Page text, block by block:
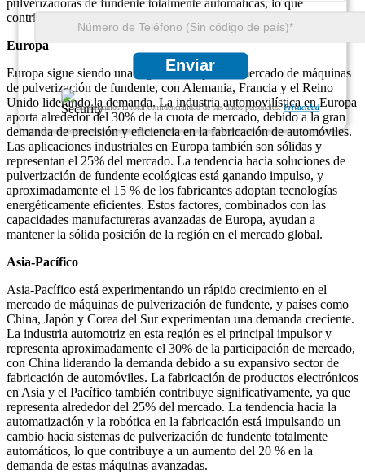
Enviar
Garantizamos la total confidencialidad de sus datos personales.Privacidad
pulverizadoras de fundente totalmente automáticas, lo que
contribuye al dominio continuo del mercado de la región.
Europa
Europa sigue siendo una región clave para el mercado de máquinas
de pulverización de fundente, con Alemania, Francia y el Reino
Unido liderando la demanda. La industria automovilística en Europa
aporta alrededor del 30% de la cuota de mercado, debido a la gran
demanda de precisión y eficiencia en la fabricación de automóviles.
Las aplicaciones industriales en Europa también son sólidas y
representan el 25% del mercado. La tendencia hacia soluciones de
pulverización de fundente ecológicas está ganando impulso, y
aproximadamente el 15 % de los fabricantes adoptan tecnologías
energéticamente eficientes. Estos factores, combinados con las
capacidades manufactureras avanzadas de Europa, ayudan a
mantener la sólida posición de la región en el mercado global.
Asia-Pacífico
Asia-Pacífico está experimentando un rápido crecimiento en el
mercado de máquinas de pulverización de fundente, y países como
China, Japón y Corea del Sur experimentan una demanda creciente.
La industria automotriz en esta región es el principal impulsor y
representa aproximadamente el 30% de la participación de mercado,
con China liderando la demanda debido a su expansivo sector de
fabricación de automóviles. La fabricación de productos electrónicos
en Asia y el Pacífico también contribuye significativamente, ya que
representa alrededor del 25% del mercado. La tendencia hacia la
automatización y la robótica en la fabricación está impulsando un
cambio hacia sistemas de pulverización de fundente totalmente
automáticos, lo que contribuye a un aumento del 20 % en la
demanda de estas máquinas avanzadas.